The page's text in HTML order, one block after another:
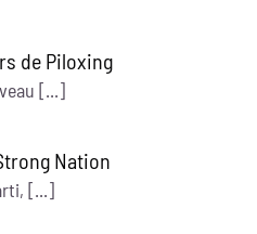
de Piloxing
[...]
Nation
[...]